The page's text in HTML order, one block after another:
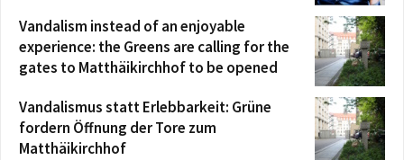
Vandalism instead of an enjoyable
experience: the Greens are calling for the
gates to Matthäikirchhof to be opened
Vandalismus statt Erlebbarkeit: Grüne
fordern Öffnung der Tore zum
Matthäikirchhof